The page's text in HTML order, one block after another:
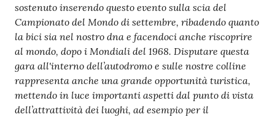
sostenuto inserendo questo evento sulla scia del
Campionato del Mondo di settembre, ribadendo quanto
la bici sia nel nostro dna e facendoci anche riscoprire
al mondo, dopo i Mondiali del 1968. Disputare questa
gara all'interno dell’autodromo e sulle nostre colline
rappresenta anche una grande opportunità turistica,
mettendo in luce importanti aspetti dal punto di vista
dell’attrattività dei luoghi, ad esempio per il